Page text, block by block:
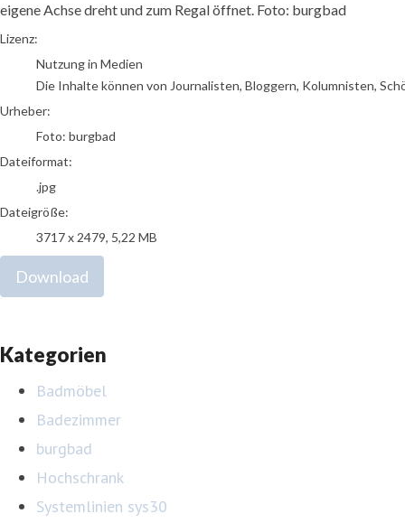
eigene Achse dreht und zum Regal öffnet. Foto: burgbad
Foto: burgbad
Lizenz:
Nutzung in Medien
Die Inhalte können von Journalisten, Bloggern, Kolumnisten,
Urheber:
Foto: burgbad
Dateiformat:
.jpg
Dateigröße:
3717 x 2479, 5,22 MB
Download
Kategorien
Badmöbel
Badezimmer
burgbad
Hochschrank
Systemlinien sys30